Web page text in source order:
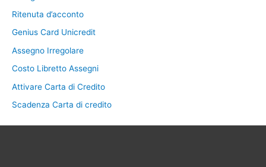
Ritenuta d’acconto
Genius Card Unicredit
Assegno Irregolare
Costo Libretto Assegni
Attivare Carta di Credito
Scadenza Carta di credito